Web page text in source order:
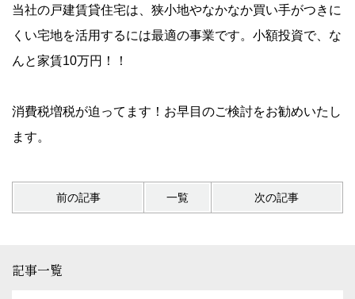
当社の戸建賃貸住宅は、狭小地やなかなか買い手がつきに
くい宅地を活用するには最適の事業です。小額投資で、な
んと家賃10万円！！
消費税増税が迫ってます！お早目のご検討をお勧めいたし
ます。
前の記事 一覧 次の記事
記事一覧